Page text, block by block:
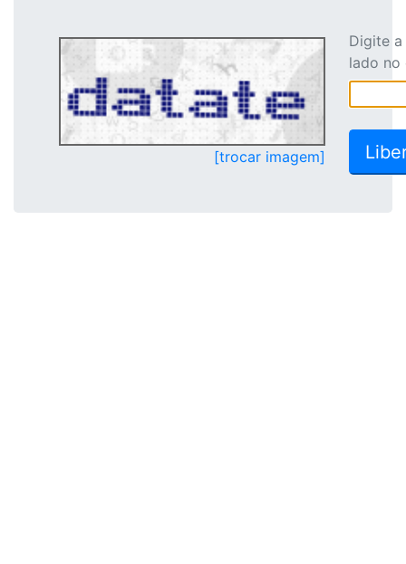
[trocar imagem]
Digite
lado no